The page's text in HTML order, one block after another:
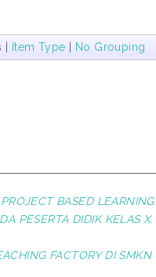
| Item Type | No Grouping
BASED
PESERTA DIDIK KELAS X.
FACTORY DI SMKN